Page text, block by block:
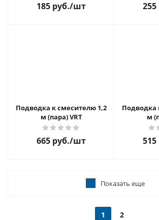
185 руб./шт 255
Подводка к смесителю 1,2
м (пара) VRT
665 руб./шт
Подводка
м
515
Показать еще
1 2